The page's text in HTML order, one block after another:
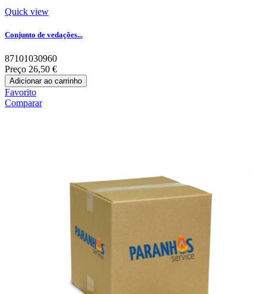
Quick view
Conjunto de vedações...
87101030960
Preço 26,50 €
Adicionar ao carrinho
Favorito
Comparar